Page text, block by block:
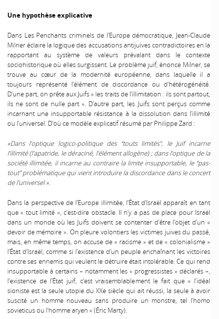
Une hypothèse explicative
Dans Les Penchants criminels de l’Europe démocratique, Jean-Claude
Milner éclaire la logique des accusations antijuives contradictoires en la
rapportant au système de valeurs prévalant dans le contexte
sociohistorique où elles surgissent. Le problème juif, énonce Milner, se
trouve au cœur de la modernité européenne, dans laquelle il a
toujours représenté l’élément de discordance ou d’hétérogénéité.
D’une part, on prête aux Juifs « les traits de l’illimitation : ils sont partout,
ils ne sont de nulle part ». D’autre part, les Juifs sont perçus comme
incarnant une insupportable résistance à la dissolution dans l’illimité
ou l’universel. D’où ce modèle explicatif résumé par Philippe Zard :
«Dans l’optique logico-politique des “touts limités”, le Juif incarne
l’illimité (l’apatride, le déraciné, l’élément allogène) ; dans l’optique de la
société illimitée, il incarne au contraire la limite insupportable, le “pas-
tout” problématique qui vient introduire la discordance dans le concert
de l’universel ».
Dans la perspective de l’Europe illimitée, l’État d’Israël apparaît en tant
que « tout limité », c’est-dire obstacle. Il n’y a pas de place pour Israël
dans un monde où les Juifs doivent se contenter d’être l’objet d’un «
devoir de mémoire ». On pleure volontiers les victimes juives du passé,
mais, en même temps, on accuse de « racisme » et de « colonialisme »
l’État d’Israël, comme si l’existence d’un peuple enchaînant les victoires
contre ses ennemis qui veulent le détruire était intolérable. Ce qui rend
insupportable à certains – notamment les « progressistes » déclarés –,
l’existence de l’État juif, c’est vraisemblablement le fait que « l’idéal
sioniste est la seule utopie du XXe siècle qui ait réussi, la seule à avoir
suscité un homme nouveau sans produire un monstre, tel l’homo
sovieticus ou l’homme aryen » (Éric Marty).